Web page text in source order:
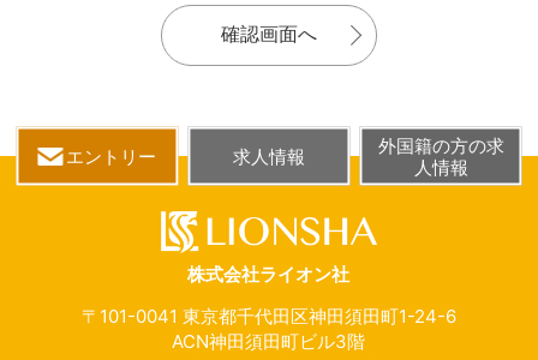
人情報の取得、利用及び提供を適正に行い、特に、個
人情報の廃棄に関しては万全を期します。
に対する社内の管理体制を強化いたします。
当社は、セミナー等のご案内をするに当たり、ご本人
による事前の同意を得ることなく、その目的の範囲を
超えて個人情報の取扱いを行う(「目的外利用」)ことは
当社は、必要、かつ、適切な安全対策を講ずることに
に是正に努めます。
株式会社ライオン社
〒101-0041 東京都千代田区神田須田町1-24-6
ACN神田須田町ビル3階
エントリー 求人情報
外国籍の方の求
人情報